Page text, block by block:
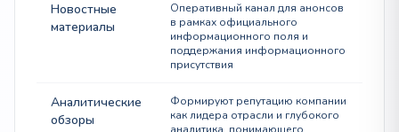
Новостные
материалы
Оперативный канал для анонсов
в рамках официального
информационного поля и
поддержания информационного
присутствия
Аналитические
обзоры
Формируют репутацию компании
как лидера отрасли и глубокого